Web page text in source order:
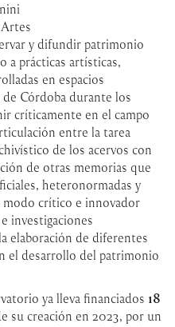
y difundir patrimonio
a prácticas artísticas,
en espacios
Córdoba durante los
críticamente en el campo
entre la tarea
de los acervos con
de otras memorias que
heteronormadas y
crítico e innovador
investigaciones
elaboración de diferentes
el desarrollo del patrimonio
ya lleva financiados 18
su creación en 2023, por un